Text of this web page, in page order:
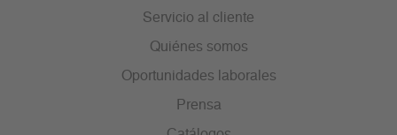
Servicio al cliente
Quiénes somos
Oportunidades laborales
Prensa